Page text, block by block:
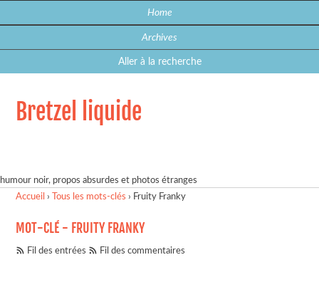
Home
Archives
Aller à la recherche
Bretzel liquide
humour noir, propos absurdes et photos étranges
Accueil › Tous les mots-clés › Fruity Franky
MOT-CLÉ - FRUITY FRANKY
Fil des entrées Fil des commentaires